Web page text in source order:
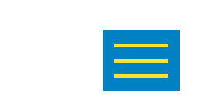
wisselen